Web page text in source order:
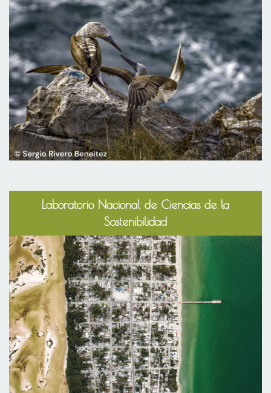
Laboratorio Nacional de Ciencias de la
Sostenibilidad